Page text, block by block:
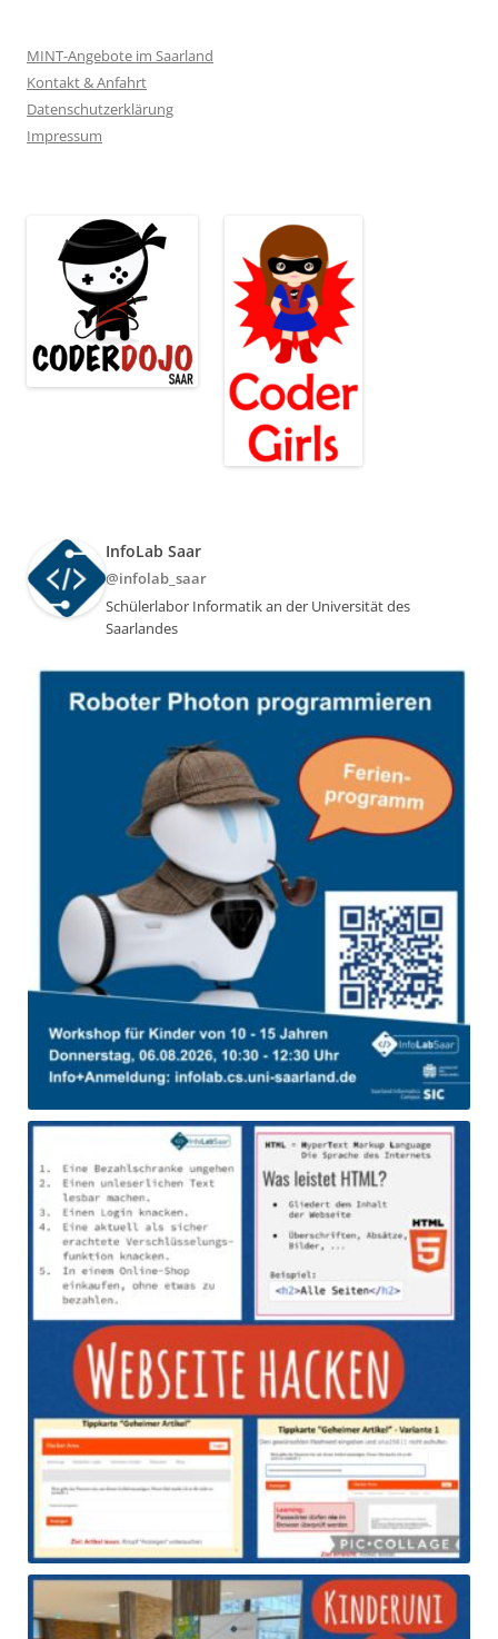
MINT-Angebote im Saarland
Kontakt & Anfahrt
Datenschutzerklärung
Impressum
InfoLab Saar
@infolab_saar
Schülerlabor Informatik an der Universität des
Saarlandes